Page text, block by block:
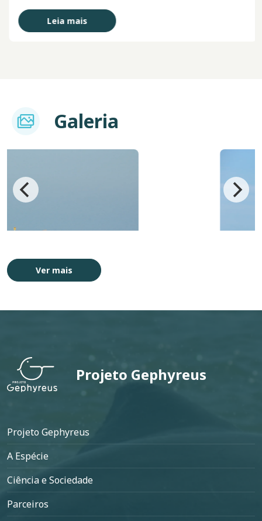
Leia mais
Imagem Galeria
Imagem
Ver mais
Projeto Gephyreus
Rodapé
Projeto Gephyreus
A Espécie
Ciência e Sociedade
Parceiros